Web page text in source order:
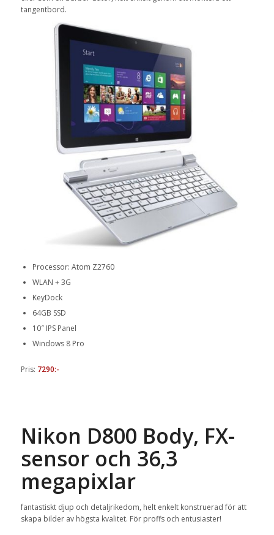
tangentbord.
Processor: Atom Z2760
WLAN + 3G
KeyDock
64GB SSD
10″ IPS Panel
Windows 8 Pro
Pris: 7290:-
Nikon D800 Body, FX-
sensor och 36,3
megapixlar
fantastiskt djup och detaljrikedom, helt enkelt konstruerad för att
skapa bilder av högsta kvalitet. För proffs och entusiaster!